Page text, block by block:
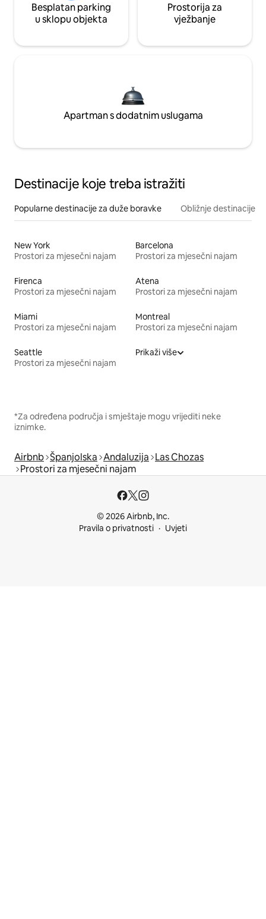
Besplatan parking
u sklopu objekta
Prostorija za
vježbanje
Apartman s dodatnim uslugama
Destinacije koje treba istražiti
Popularne destinacije za duže boravke Obližnje destinacije
New York
Prostori za mjesečni najam
Barcelona
Prostori za mjesečni najam
Firenca
Prostori za mjesečni najam
Atena
Prostori za mjesečni najam
Miami
Prostori za mjesečni najam
Montreal
Prostori za mjesečni najam
Seattle
Prostori za mjesečni najam
Prikaži više
*Za određena područja i smještaje mogu vrijediti neke
iznimke.
Airbnb Španjolska Andaluzija Las Chozas
Prostori za mjesečni najam
© 2026 Airbnb, Inc.
Pravila o privatnosti
Uvjeti